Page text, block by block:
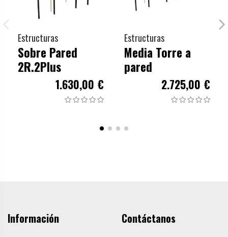
Estructuras
Sobre Pared
2R.2Plus
1.630,00 €
Estructuras
Media Torre a
pared
2.725,00 €
Información Contáctanos